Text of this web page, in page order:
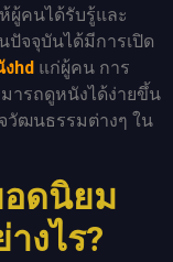
ผู้คนได้รับรู้และ
จจุบันได้มีการเปิด
hd แก่ผู้คน การ
มารถดูหนังได้ง่ายขึ้น
วัฒนธรรมต่างๆ ใน
ดนิยม
งไร?